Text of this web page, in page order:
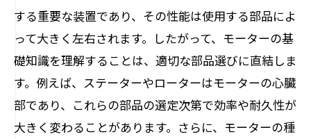
する重要な装置であり、その性能は使用する部品によ
って大きく左右されます。したがって、モーターの基
礎知識を理解することは、適切な部品選びに直結しま
す。例えば、ステーターやローターはモーターの心臓
部であり、これらの部品の選定次第で効率や耐久性が
大きく変わることがあります。さらに、モーターの種